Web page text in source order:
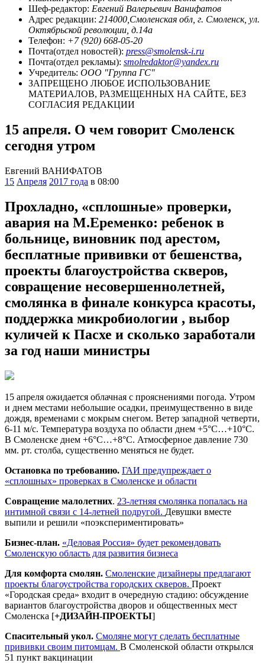
Шеф-редактор: Евгений Валерьевич Ванифатов
Адрес редакции: 214000,Смоленская обл, г. Смоленск, ул.
Октябрьской революции, д.14а
Телефон: +7 (920) 668-05-20
Почта(отдел новостей): press@smolensk-i.ru
Почта(отдел рекламы): smolredaktor@yandex.ru
Учредитель: ООО "Группа ГС"
ЗАПРЕЩЕНО ЛЮБОЕ ИСПОЛЬЗОВАНИЕ
МАТЕРИАЛОВ, РАЗМЕЩЕННЫХ НА САЙТЕ, БЕЗ
СОГЛАСИЯ РЕДАКЦИИ
15 апреля. О чем говорит Смоленск
сегодня утром
Евгений ВАНИФАТОВ
15 Апреля 2017 года в 08:00
Прохладно, «сплошные» проверки,
авария на М.Еременко: ребенок в
больнице, виновник под арестом,
бесплатные прививки от бешенства,
проекты благоустройства скверов,
совращение несовершеннолетней,
смолянка в финале конкурса красоты,
поддержка микробиологии , выбор
куличей к Пасхе и сколько заработали
за год наши министры
15 апреля ожидается облачная с прояснениями погода. Утром
и днем местами небольшие осадки, преимущественно в виде
дождя, временами с мокрым снегом. Ветер западной четверти,
6-11 м/с. Температура воздуха по области днем +5°C…+10°C.
В Смоленске днем +6°C…+8°C. Атмосферное давление 730
мм. рт. столба, существенно меняться не будет.
Остановка по требованию. ГАИ предупреждает о
«сплошных» проверках в Смоленске и области
Совращение малолетних. 23-летняя смолянка попалась на
интимной связи с 14-летней подругой. Девушки вместе
выпили и решили «поэкспериментировать»
Бизнес-план. «Деловая Россия» будет рекомендовать
Смоленскую область для развития бизнеса
Для комфорта смолян. Смоленские дизайнеры предлагают
проекты благоустройства городских скверов. Проект
«Городская среда» входит в очередную стадию: обсуждение
вариантов благоустройства дворов и общественных мест
Смоленска [+ДИЗАЙН-ПРОЕКТЫ]
Спасительный укол. Смоляне могут сделать бесплатные
прививки своим питомцам. В Смоленской области открылся
51 пункт вакцинации